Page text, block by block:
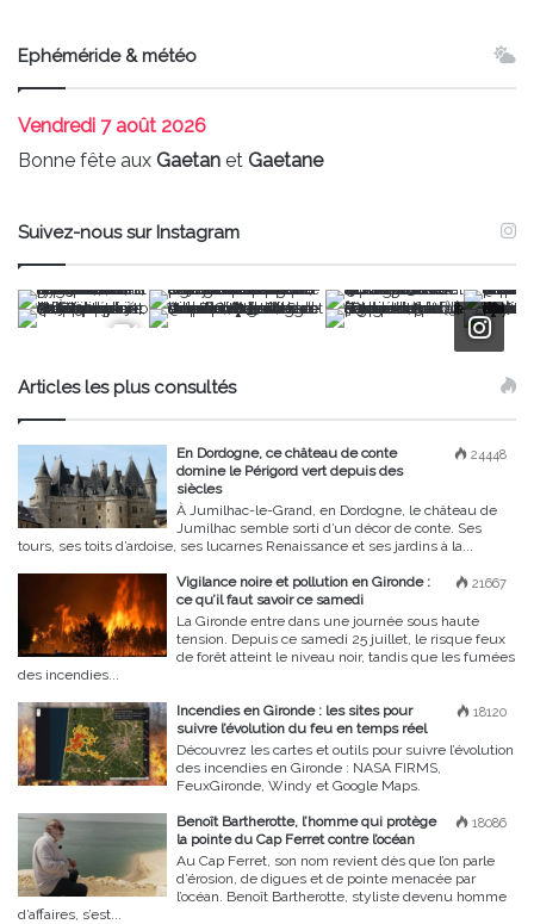
Ephéméride & météo
Vendredi 7 août 2026
Bonne fête aux Gaetan et Gaetane
Suivez-nous sur Instagram
Articles les plus consultés
24448
En Dordogne, ce château de conte
domine le Périgord vert depuis des
siècles
À Jumilhac-le-Grand, en Dordogne, le château de
Jumilhac semble sorti d’un décor de conte. Ses
tours, ses toits d’ardoise, ses lucarnes Renaissance et ses jardins à la...
21667
Vigilance noire et pollution en Gironde :
ce qu’il faut savoir ce samedi
La Gironde entre dans une journée sous haute
tension. Depuis ce samedi 25 juillet, le risque feux
de forêt atteint le niveau noir, tandis que les fumées
des incendies...
18120
Incendies en Gironde : les sites pour
suivre l’évolution du feu en temps réel
Découvrez les cartes et outils pour suivre l’évolution
des incendies en Gironde : NASA FIRMS,
FeuxGironde, Windy et Google Maps.
18086
Benoît Bartherotte, l’homme qui protège
la pointe du Cap Ferret contre l’océan
Au Cap Ferret, son nom revient dès que l’on parle
d’érosion, de digues et de pointe menacée par
l’océan. Benoît Bartherotte, styliste devenu homme
d’affaires, s’est...